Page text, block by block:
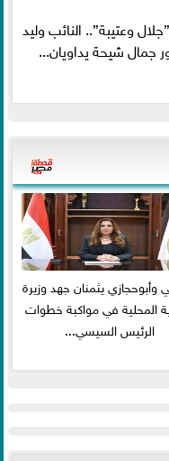
وعتيبة”.. النائب وليد
جمال شيحة يداويان...
وأبوحجازي يثمنان جهد وزيرة
المحلية في مواكبة خطوات
الرئيس السيسي...